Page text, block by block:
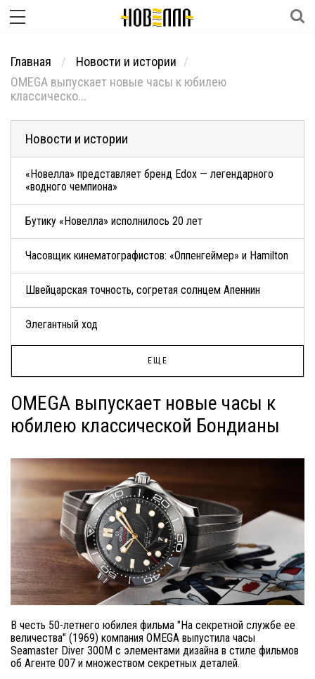
Главная
Новости и истории
OMEGA выпускает новые часы к юбилею
классическо...
Новости и истории
«Новелла» представляет бренд Edox — легендарного
«водного чемпиона»
Бутику «Новелла» исполнилось 20 лет
Часовщик кинематографистов: «Оппенгеймер» и Hamilton
Швейцарская точность, согретая солнцем Апеннин
Элегантный ход
ЕЩЕ
OMEGA выпускает новые часы к
юбилею классической Бондианы
В честь 50-летнего юбилея фильма "На секретной службе ее
величества" (1969) компания OMEGA выпустила часы
Seamaster Diver 300M с элементами дизайна в стиле фильмов
об Агенте 007 и множеством секретных деталей.